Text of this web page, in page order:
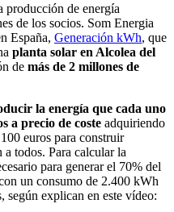
producción de energía
de los socios. Som Energia
España, Generación kWh, que
planta solar en Alcolea del
de más de 2 millones de
la energía que cada uno
a precio de coste adquiriendo
euros para construir
a todos. Para calcular la
para generar el 70% del
un consumo de 2.400 kWh
según explican en este vídeo: